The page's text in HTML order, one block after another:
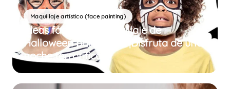
Maquillaje artístico (face painting)
Ideas fáciles de maquillaje de
Halloween para niños ¡Disfruta de una
noche terrorífica!